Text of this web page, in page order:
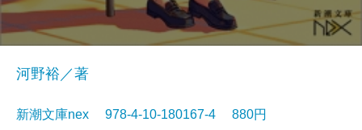
河野裕／著
新潮文庫nex 978-4-10-180167-4 880円